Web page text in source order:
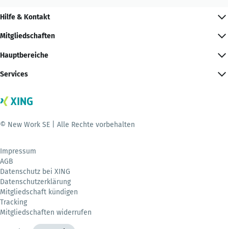
Hilfe & Kontakt
Mitgliedschaften
Hauptbereiche
Services
© New Work SE | Alle Rechte vorbehalten
Impressum
AGB
Datenschutz bei XING
Datenschutzerklärung
Mitgliedschaft kündigen
Tracking
Mitgliedschaften widerrufen